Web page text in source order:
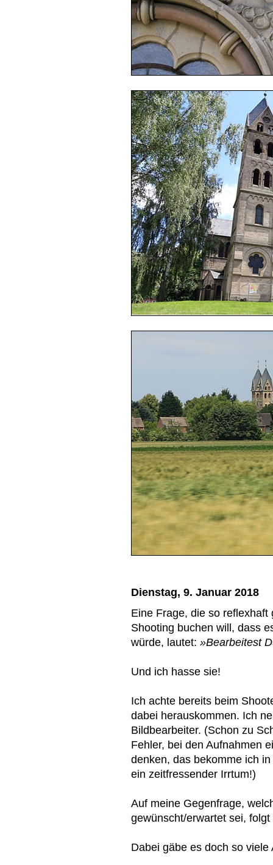
Dienstag, 9. Januar 2018
Eine Frage, die so
Shooting buchen will, dass
würde, lautet: »Bearbeitest
Und ich hasse sie!
Ich achte bereits beim
dabei herauskommen. Ich
Bildbearbeiter. (Schon zu
Fehler, bei den Aufnahmen
denken, das bekomme ich
ein zeitfressender Irrtum!)
Auf meine Gegenfrage,
gewünscht/erwartet sei,
Dabei gäbe es doch so